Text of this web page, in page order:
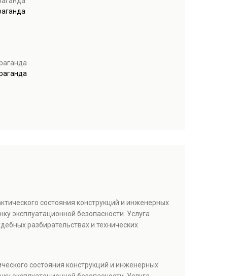
состояния конструкций и инженерных
эксплуатационной безопасности. Услуга
разбирательствах и технических
состояния конструкций и инженерных